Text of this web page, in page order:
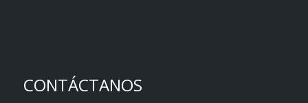
CONTÁCTANOS